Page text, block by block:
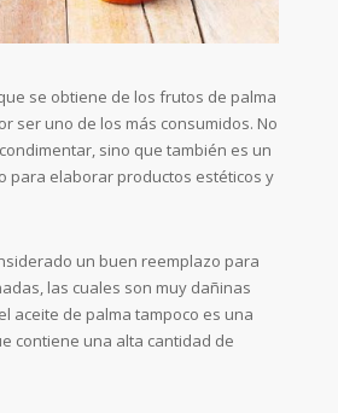
se obtiene de los frutos de palma
ser uno de los más consumidos. No
sino que también es un
para elaborar productos estéticos y
un buen reemplazo para
las cuales son muy dañinas
aceite de palma tampoco es una
contiene una alta cantidad de